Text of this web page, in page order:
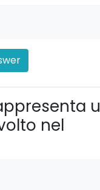
nel